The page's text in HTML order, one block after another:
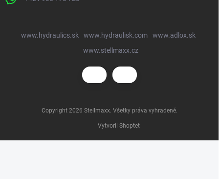
www.hydraulics.sk www.hydraulisk.com
www.adlox.sk
www.stellmaxx.cz
Vytvoril Shoptet
Copyright 2026 Stellmaxx. Všetky práva vyhradené.